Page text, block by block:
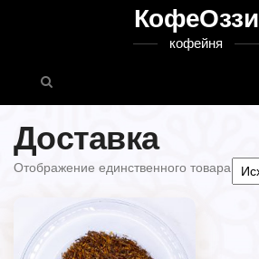
КофеОззи
кофейня
Доставка
Отображение единственного товара